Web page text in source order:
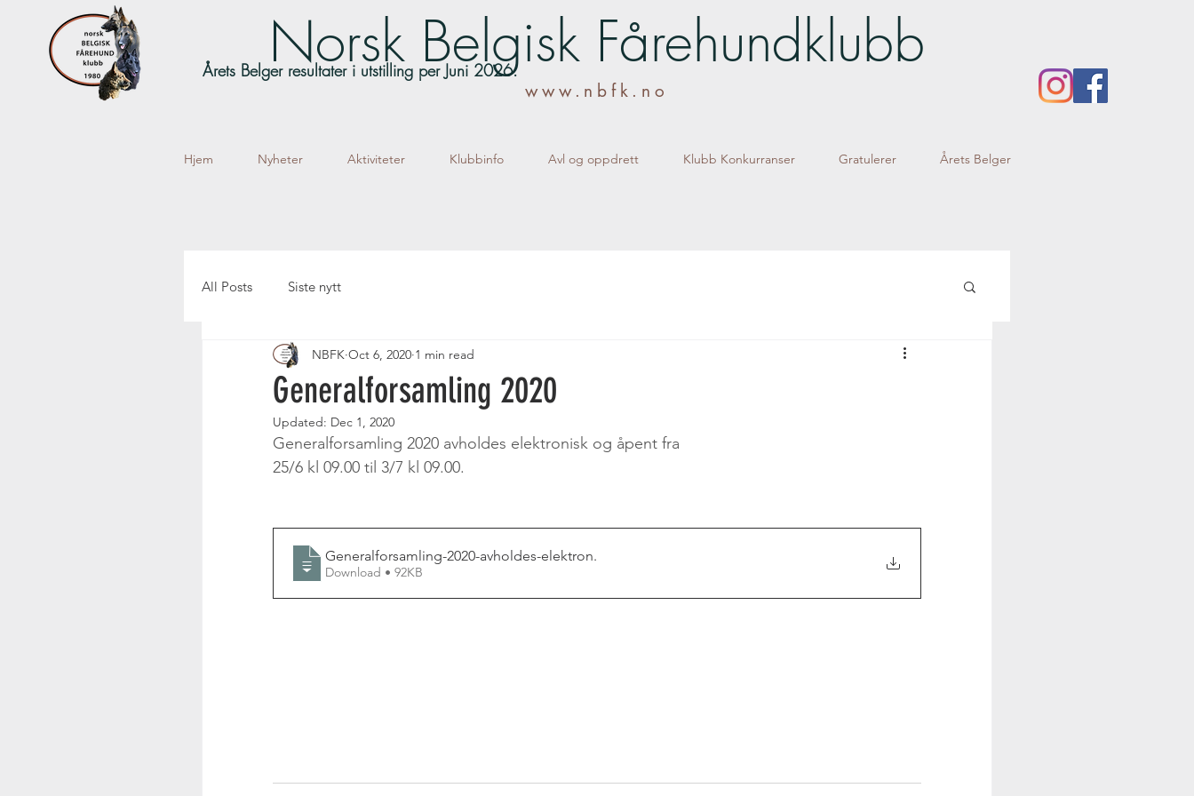
Norsk Belgisk Fårehundklubb
www.nbfk.no
Årets Belger resultater i utstilling per Juni 2026.
Hjem Nyheter Aktiviteter Klubbinfo Avl og oppdrett Klubb Konkurranser Gratulerer Årets Belger
All Posts Siste nytt
Generalforsamling 2020
NBFK Oct 6, 2020 1 min read
Updated: Dec 1, 2020
Generalforsamling 2020 avholdes elektronisk og åpent fra
25/6 kl 09.00 til 3/7 kl 09.00.
Generalforsamling-2020-avholdes-elektron.
Download • 92KB